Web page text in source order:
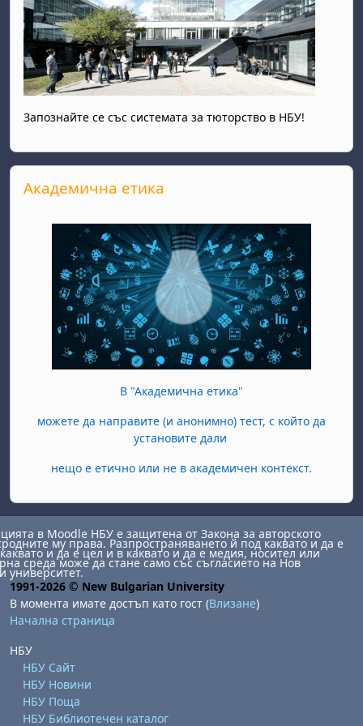
Запознайте се със системата за тюторство в НБУ!
Прескочи Академична етика
Академична етика
В "Академична етика"
можете да направите (и анонимно) тест, с който да
установите дали
нещо е етично или не в академичен контекст.
в Moodle НБУ е защитена от Закона за авторското
му права. Разпространяването й под каквато и да е
и да е цел и в каквато и да е медия, носител или
среда може да стане само със съгласието на Нов
университет.
1991-2026 © New Bulgarian University
В момента имате достъп като гост (Влизане)
Начална страница
НБУ
НБУ Сайт
НБУ Новини
НБУ Поща
НБУ Библиотечен каталог